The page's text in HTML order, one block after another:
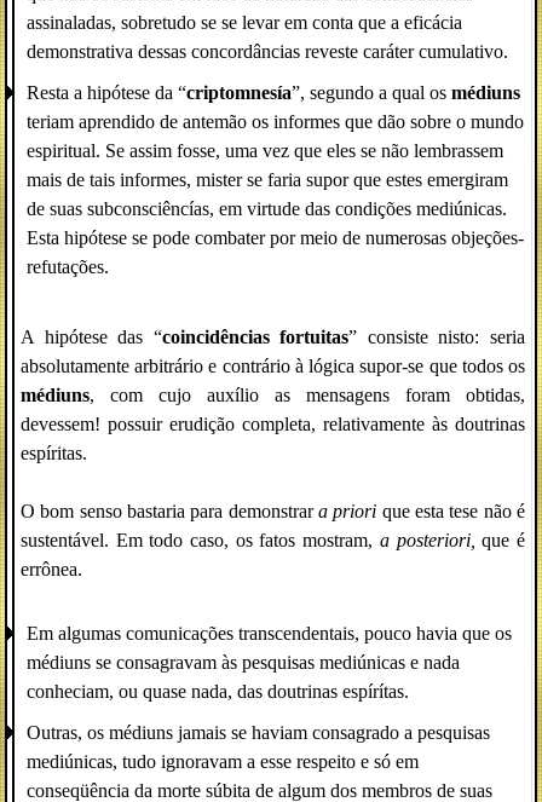
assinaladas, sobretudo se se levar em conta que a eficácia
demonstrativa dessas concordâncias reveste caráter cumulativo.
Resta a hipótese da “criptomnesía”, segundo a qual os médiuns
teriam aprendido de antemão os informes que dão sobre o mundo
espiritual. Se assim fosse, uma vez que eles se não lembrassem
mais de tais informes, mister se faria supor que estes emergiram
de suas subconsciêncías, em virtude das condições mediúnicas.
Esta hipótese se pode combater por meio de numerosas objeções-
refutações.
A hipótese das “coincidências fortuitas” consiste nisto: seria
absolutamente arbitrário e contrário à lógica supor-se que todos os
médiuns, com cujo auxílio as mensagens foram obtidas,
devessem! possuir erudição completa, relativamente às doutrinas
espíritas.
O bom senso bastaria para demonstrara priori que esta tese não é
sustentável. Em todo caso, os fatos mostram, a posteriori,que é
errônea.
Em algumas comunicações transcendentais, pouco havia que os
médiuns se consagravam às pesquisas mediúnicas e nada
conheciam, ou quase nada, das doutrinas espírítas.
Outras, os médiuns jamais se haviam consagrado a pesquisas
mediúnicas, tudo ignoravam a esse respeito e só em
conseqüência da morte súbita de algum dos membros de suas